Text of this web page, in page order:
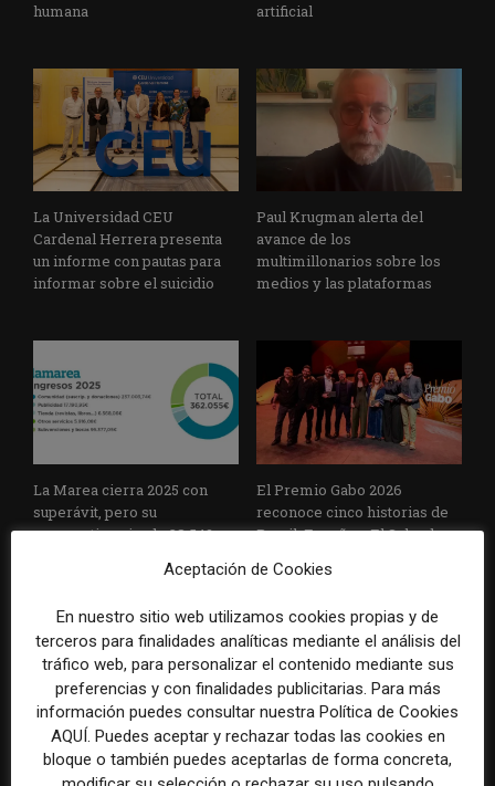
humana
artificial
La Universidad CEU
Cardenal Herrera presenta
un informe con pautas para
informar sobre el suicidio
Paul Krugman alerta del
avance de los
multimillonarios sobre los
medios y las plataformas
La Marea cierra 2025 con
superávit, pero su
cooperativa pierde 38.542
El Premio Gabo 2026
reconoce cinco historias de
Brasil, España y El Salvador
la violencia
Aceptación de Cookies
En nuestro sitio web utilizamos cookies propias y de
terceros para finalidades analíticas mediante el análisis del
tráfico web, para personalizar el contenido mediante sus
preferencias y con finalidades publicitarias. Para más
información puedes consultar nuestra Política de Cookies
AQUÍ. Puedes aceptar y rechazar todas las cookies en
bloque o también puedes aceptarlas de forma concreta,